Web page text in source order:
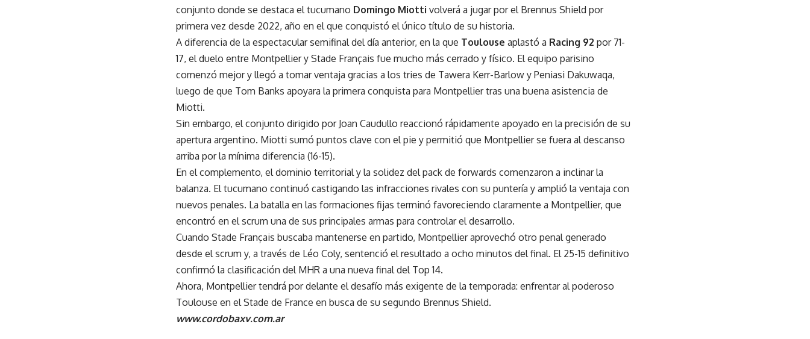
conjunto donde se destaca el tucumano Domingo Miotti volverá a jugar por el Brennus Shield por
primera vez desde 2022, año en el que conquistó el único título de su historia.
A diferencia de la espectacular semifinal del día anterior, en la que Toulouse aplastó a Racing 92 por 71-
17, el duelo entre Montpellier y Stade Français fue mucho más cerrado y físico. El equipo parisino
comenzó mejor y llegó a tomar ventaja gracias a los tries de Tawera Kerr-Barlow y Peniasi Dakuwaqa,
luego de que Tom Banks apoyara la primera conquista para Montpellier tras una buena asistencia de
Miotti.
Sin embargo, el conjunto dirigido por Joan Caudullo reaccionó rápidamente apoyado en la precisión de su
apertura argentino. Miotti sumó puntos clave con el pie y permitió que Montpellier se fuera al descanso
arriba por la mínima diferencia (16-15).
En el complemento, el dominio territorial y la solidez del pack de forwards comenzaron a inclinar la
balanza. El tucumano continuó castigando las infracciones rivales con su puntería y amplió la ventaja con
nuevos penales. La batalla en las formaciones fijas terminó favoreciendo claramente a Montpellier, que
encontró en el scrum una de sus principales armas para controlar el desarrollo.
Cuando Stade Français buscaba mantenerse en partido, Montpellier aprovechó otro penal generado
desde el scrum y, a través de Léo Coly, sentenció el resultado a ocho minutos del final. El 25-15 definitivo
confirmó la clasificación del MHR a una nueva final del Top 14.
Ahora, Montpellier tendrá por delante el desafío más exigente de la temporada: enfrentar al poderoso
Toulouse en el Stade de France en busca de su segundo Brennus Shield.
www.cordobaxv.com.ar